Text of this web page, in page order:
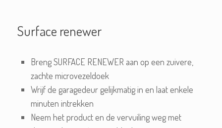
Surface renewer
Breng SURFACE RENEWER aan op een zuivere,
zachte microvezeldoek
Wrijf de garagedeur gelijkmatig in en laat enkele
minuten intrekken
Neem het product en de vervuiling weg met